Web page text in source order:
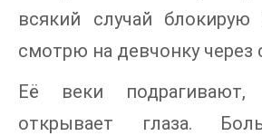
всякий случай блокирую
смотрю на девчонку через
Её веки
открывает глаза.